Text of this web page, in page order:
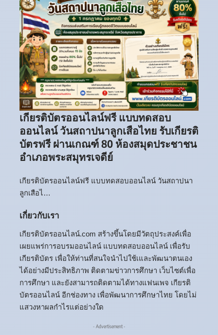
เกียรติบัตรออนไลน์ฟรี แบบทดสอบ
ออนไลน์ วันสถาปนาลูกเสือไทย รับเกียรติ
บัตรฟรี ผ่านเกณฑ์ 80 ห้องสมุดประชาชน
อำเภอพระสมุทรเจดีย์
เกียรติบัตรออนไลน์ฟรี แบบทดสอบออนไลน์ วันสถาปนา
ลูกเสือไ…
เกี่ยวกับเรา
เกียรติบัตรออนไลน์.com สร้างขึ้นโดยมีวัตถุประสงค์เพื่อ
เผยแพร่การอบรมออนไลน์ แบบทดสอบออนไลน์ เพื่อรับ
เกียรติบัตร เพื่อให้ท่านที่สนใจนำไปใช้เและพัฒนาตนเอง
ได้อย่างมีประสิทธิภาพ ติดตามข่าวการศึกษา เว็บไซต์เพื่อ
การศึกษา และยังสามารถติดตามได้ทางแฟนเพจ เกียรติ
บัตรออนไลน์ อีกช่องทาง เพื่อพัฒนาการศึกษาไทย โดยไม่
แสวงหาผลกำไรแต่อย่างใด
- Advertisement -